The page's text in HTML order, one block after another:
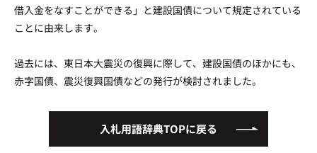
入札無料相談
運営会社 プライバシーポリシー
借入金をなすことができる」と建設国債について規定されている
ことに由来します。
過去には、東日本大震災の復興に際して、建設国債のほかにも、
赤字国債、震災復興国債などの発行が検討されました。
入札用語辞典TOPに戻る